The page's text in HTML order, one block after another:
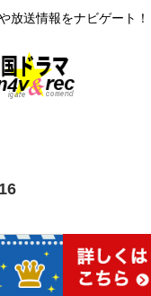
放送情報をナビゲート！